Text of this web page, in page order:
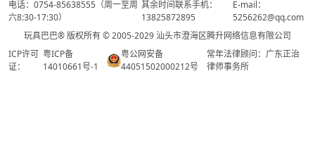
电话：0754-85638555（周一至周
六8:30-17:30）
其余时间联系手机：
13825872895
E-mail：
5256262@qq.com
玩具巴巴® 版权所有 © 2005-2029 汕头市澄海区腾升网络信息有限公司
ICP许可
证：
粤ICP备
14010661号-1
粤公网安备
44051502000212号
常年法律顾问：广东正治
律师事务所